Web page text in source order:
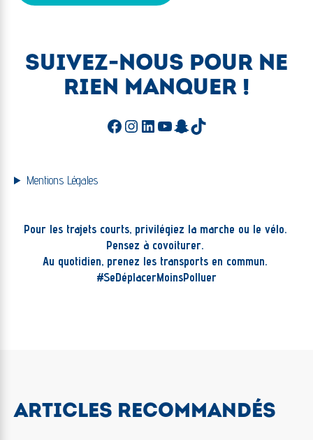
SUIVEZ-NOUS POUR NE
RIEN MANQUER !
Facebook
Instagram
LinkedIn
YouTube
Snapchat
TikTok
Mentions Légales
Pour les trajets courts, privilégiez la marche ou le vélo.
Pensez à covoiturer.
Au quotidien, prenez les transports en commun.
#SeDéplacerMoinsPolluer
ARTICLES RECOMMANDÉS